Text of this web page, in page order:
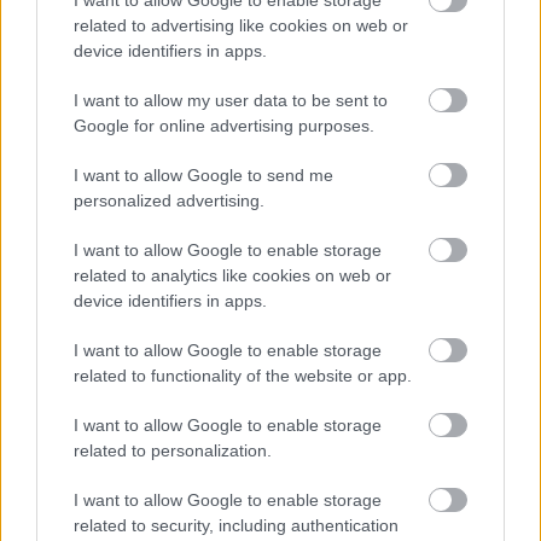
related to advertising like cookies on web or
device identifiers in apps.
I want to allow my user data to be sent to
Google for online advertising purposes.
I want to allow Google to send me
personalized advertising.
I want to allow Google to enable storage
related to analytics like cookies on web or
device identifiers in apps.
I want to allow Google to enable storage
related to functionality of the website or app.
I want to allow Google to enable storage
related to personalization.
I want to allow Google to enable storage
related to security, including authentication
Στα 15.823 τα νέα κρούσματα κορονοϊού
– 52 νεκροί και 357 διασωληνωμένοι
, 11 Μαρτίου 2022 || Επικαιρότητα